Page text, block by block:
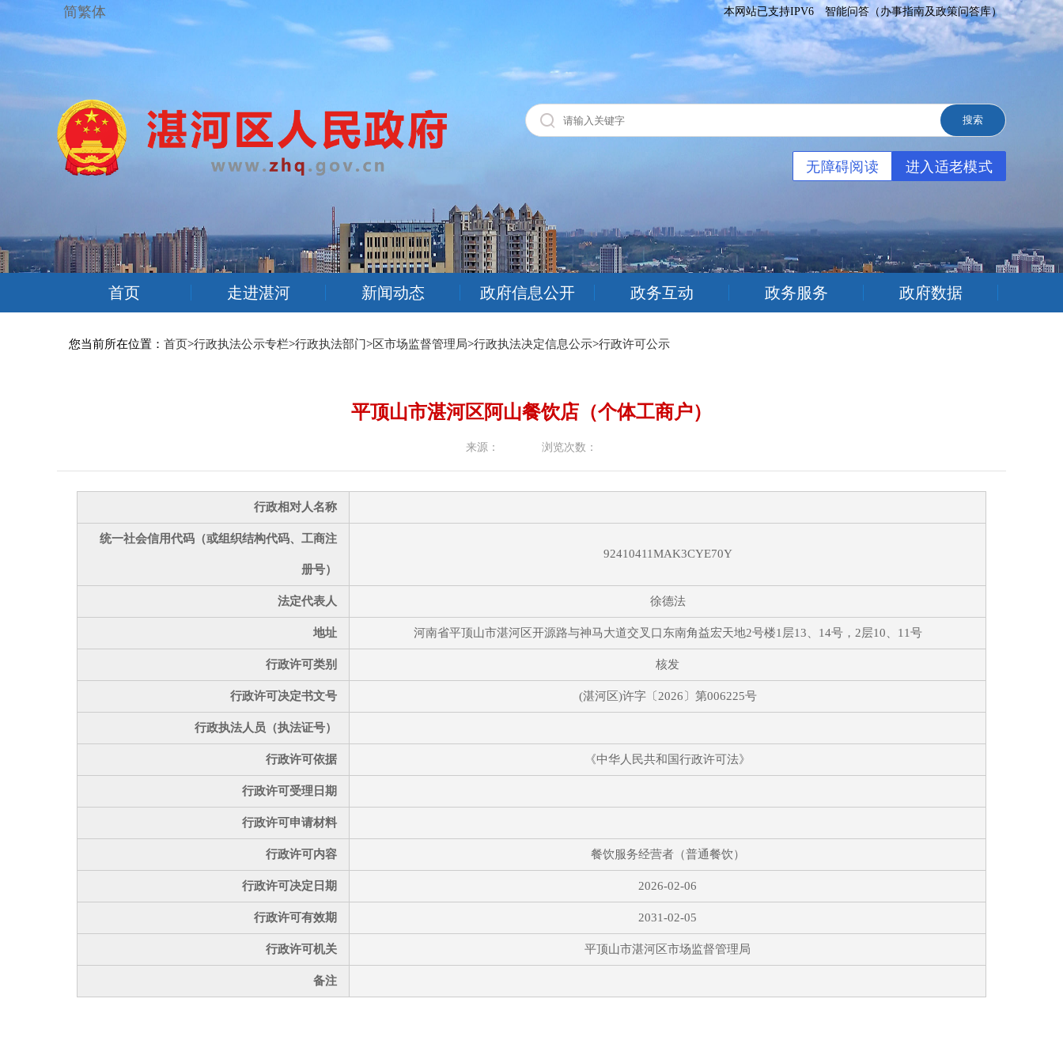
简繁体 本网站已支持IPV6 智能问答（办事指南及政策问答库）
进入适老模式
无障碍阅读
首页 走进湛河 新闻动态 政府信息公开 政务互动 政务服务 政府数据
您当前所在位置： 首页>行政执法公示专栏>行政执法部门>区市场监督管理局>行政执法决定信息公示>行政许可公示
平顶山市湛河区阿山餐饮店（个体工商户）
来源： 浏览次数：
行政相对人名称
统一社会信用代码（或组织结构代码、工商注
册号）
92410411MAK3CYE70Y
法定代表人 徐德法
地址 河南省平顶山市湛河区开源路与神马大道交叉口东南角益宏天地2号楼1层13、14号，2层10、11号
行政许可类别 核发
行政许可决定书文号 (湛河区)许字〔2026〕第006225号
行政执法人员（执法证号）
行政许可依据 《中华人民共和国行政许可法》
行政许可受理日期
行政许可申请材料
行政许可内容 餐饮服务经营者（普通餐饮）
行政许可决定日期 2026-02-06
行政许可有效期 2031-02-05
行政许可机关 平顶山市湛河区市场监督管理局
备注